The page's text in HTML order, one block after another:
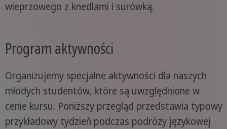
wieprzowego z knedlami i surówką.
Program aktywności
Organizujemy specjalne aktywności dla naszych
młodych studentów, które są uwzględnione w
cenie kursu. Poniższy przegląd przedstawia typowy
przykładowy tydzień podczas podróży językowej